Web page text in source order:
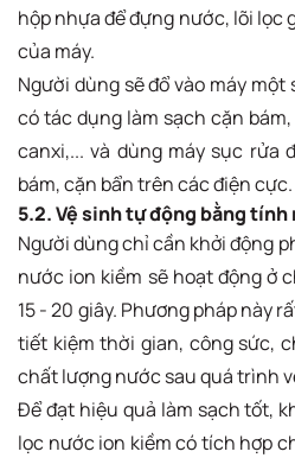
hộp nhựa để đựng nước, lõi lọc
của máy.
Người dùng sẽ đổ vào máy
có tác dụng làm sạch cặn
canxi,... và dùng máy sục rửa
bám, cặn bẩn trên các điện cực.
5.2. Vệ sinh tự động bằng tính
Người dùng chỉ cần khởi động
nước ion kiềm sẽ hoạt động ở
15 - 20 giây. Phương pháp này
tiết kiệm thời gian, công sức,
chất lượng nước sau quá trình
Để đạt hiệu quả làm sạch tốt,
lọc nước ion kiềm có tích hợp